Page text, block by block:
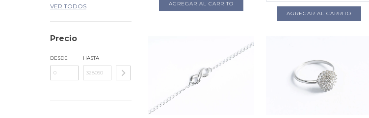
VER TODOS
Precio
DESDE HASTA
AGREGAR AL CARRITO